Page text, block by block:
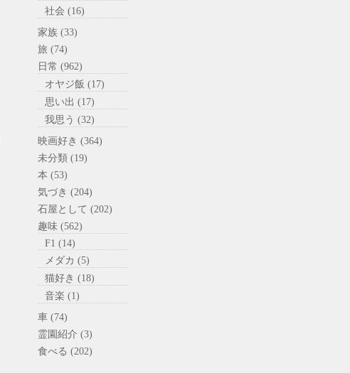
社会 (16)
家族 (33)
旅 (74)
日常 (962)
オヤジ飯 (17)
思い出 (17)
我思う (32)
映画好き (364)
未分類 (19)
本 (53)
気づき (204)
石屋として (202)
趣味 (562)
F1 (14)
メダカ (5)
猫好き (18)
音楽 (1)
車 (74)
霊園紹介 (3)
食べる (202)